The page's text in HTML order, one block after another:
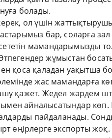
болады.
ол үшін
бар, соларға
мамандарымызды
Өтпегендер жұмыстан
қоса қаладан уақытша
жас мамандарға
қажет. Жедел жәрдем
айналысатындар көп.
пайдаланады.
өңірлерге экспорты